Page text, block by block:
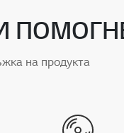
на продукта